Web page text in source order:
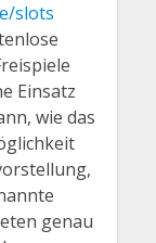
slots
Einsatz
wie das
genau